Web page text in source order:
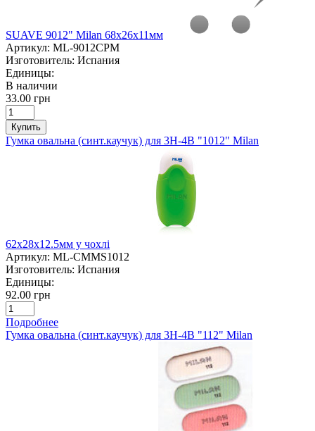
SUAVE 9012" Milan 68х26х11мм
Артикул: ML-9012CPM
Изготовитель: Испания
Единицы:
В наличии
33.00 грн
Купить
Гумка овальна (синт.каучук) для 3Н-4В "1012" Milan
62х28х12.5мм у чохлі
Артикул: ML-CMMS1012
Изготовитель: Испания
Единицы:
92.00 грн
Подробнее
Гумка овальна (синт.каучук) для 3Н-4В "112" Milan